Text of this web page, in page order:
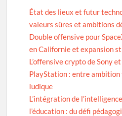
État des lieux et futur
valeurs sûres et ambitions
Double offensive pour
en Californie et expansion
L’offensive crypto de Sony
PlayStation : entre
ludique
L’intégration de
l’éducation : du défi